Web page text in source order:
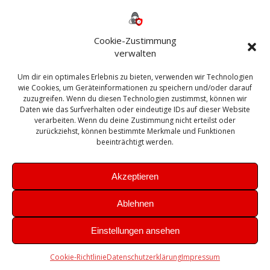
Cookie-Zustimmung
verwalten
Um dir ein optimales Erlebnis zu bieten, verwenden wir Technologien
wie Cookies, um Geräteinformationen zu speichern und/oder darauf
zuzugreifen. Wenn du diesen Technologien zustimmst, können wir
Daten wie das Surfverhalten oder eindeutige IDs auf dieser Website
verarbeiten. Wenn du deine Zustimmung nicht erteilst oder
zurückziehst, können bestimmte Merkmale und Funktionen
beeinträchtigt werden.
Akzeptieren
Ablehnen
Einstellungen ansehen
Cookie-RichtlinieDatenschutzerklärungImpressum
Bautagebuch
Exchange firewall Fritzbox
Microsoft
Sanierung SBS Security Server Sicherheit
Sicherung SIEM Sophos SSL Ubuntu
Update Upgrade UTM VCenter VCSA Veeam
VMWare VPN WAZUH Windows
Zertifikat
Theme